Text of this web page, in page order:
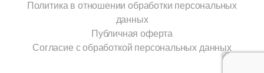
Политика в отношении обработки персональных
данных
Публичная оферта
Согласие с обработкой персональных данных